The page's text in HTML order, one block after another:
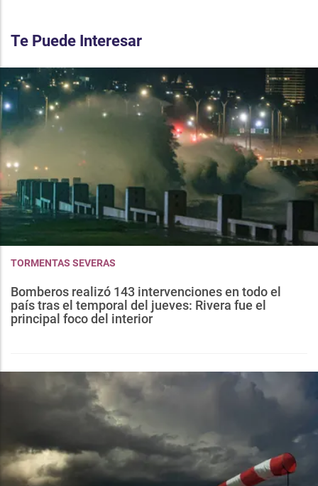
Te Puede Interesar
TORMENTAS SEVERAS
Bomberos realizó 143 intervenciones en todo el
país tras el temporal del jueves: Rivera fue el
principal foco del interior